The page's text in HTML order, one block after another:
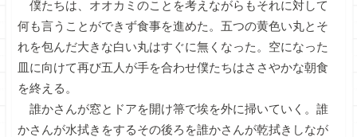
僕たちは、オオカミのことを考えながらもそれに対して
何も言うことができず食事を進めた。五つの黄色い丸とそ
れを包んだ大きな白い丸はすぐに無くなった。空になった
皿に向けて再び五人が手を合わせ僕たちはささやかな朝食
を終える。
誰かさんが窓とドアを開け箒で埃を外に掃いていく。誰
かさんが水拭きをするその後ろを誰かさんが乾拭きしなが